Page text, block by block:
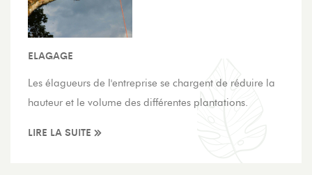
ELAGAGE
Les élagueurs de l'entreprise se chargent de réduire la
hauteur et le volume des différentes plantations.
LIRE LA SUITE